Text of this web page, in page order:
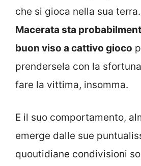
che si gioca nella sua terra.
Macerata sta
buon viso a cattivo gioco
prendersela con la
fare la vittima, insomma.
E il suo comportamento,
emerge dalle sue
quoutidiane condivisioni